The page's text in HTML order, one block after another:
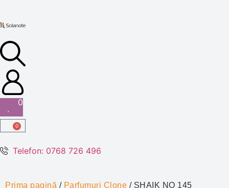
0
0
Telefon: 0768 726 496
Prima pagină / Parfumuri Clone / SHAIK NO 145